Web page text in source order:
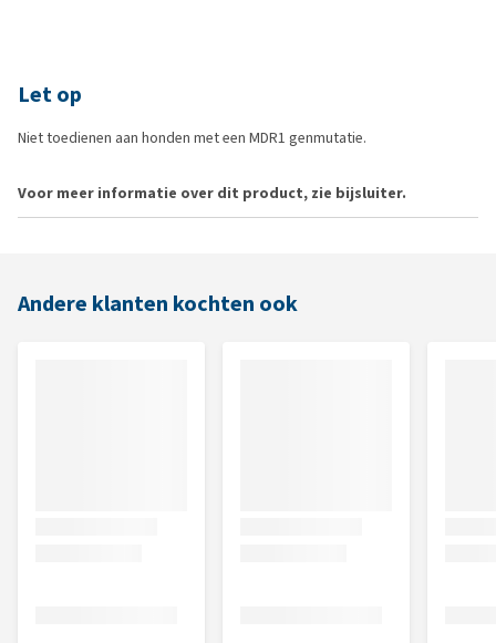
Let op
Niet toedienen aan honden met een MDR1 genmutatie.
Voor meer informatie over dit product, zie bijsluiter.
Andere klanten kochten ook